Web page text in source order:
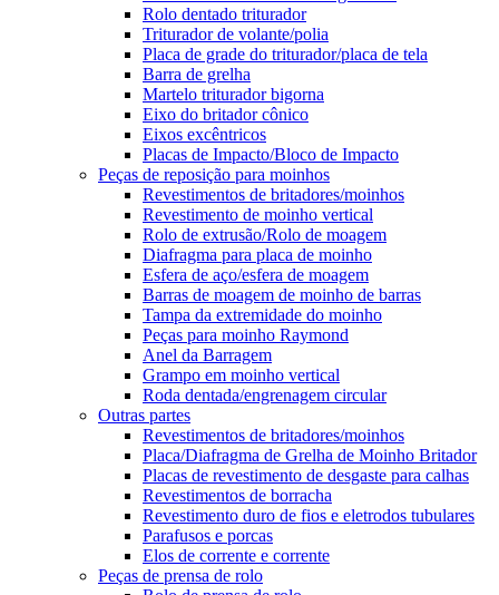
Rolo dentado triturador
Triturador de volante/polia
Placa de grade do triturador/placa de tela
Barra de grelha
Martelo triturador bigorna
Eixo do britador cônico
Eixos excêntricos
Placas de Impacto/Bloco de Impacto
Peças de reposição para moinhos
Revestimentos de britadores/moinhos
Revestimento de moinho vertical
Rolo de extrusão/Rolo de moagem
Diafragma para placa de moinho
Esfera de aço/esfera de moagem
Barras de moagem de moinho de barras
Tampa da extremidade do moinho
Peças para moinho Raymond
Anel da Barragem
Grampo em moinho vertical
Roda dentada/engrenagem circular
Outras partes
Revestimentos de britadores/moinhos
Placa/Diafragma de Grelha de Moinho Britador
Placas de revestimento de desgaste para calhas
Revestimentos de borracha
Revestimento duro de fios e eletrodos tubulares
Parafusos e porcas
Elos de corrente e corrente
Peças de prensa de rolo